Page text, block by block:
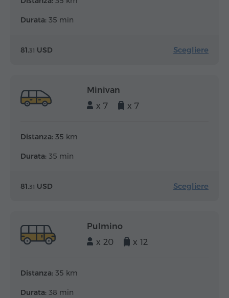
Durata: 35 min
81.31 USD Scegliere
Minivan
x 7
x 7
Distanza: 35 km
Durata: 35 min
81.31 USD Scegliere
Pulmino
x 20
x 12
Distanza: 35 km
Durata: 38 min